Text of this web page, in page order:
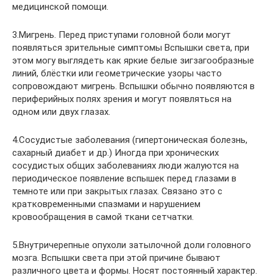
медицинской помощи.
3.Мигрень. Перед приступами головной боли могут
появляться зрительные симптомы Вспышки света, при
этом могу выглядеть как яркие белые зигзагообразные
линий, блёстки или геометрические узоры часто
сопровождают мигрень. Вспышки обычно появляются в
периферийных полях зрения и могут появляться на
одном или двух глазах.
4.Сосудистые заболевания (гипертоническая болезнь,
сахарный диабет и др.) Иногда при хронических
сосудистых общих заболеваниях люди жалуются на
периодическое появление вспышек перед глазами в
темноте или при закрытых глазах. Связано это с
кратковременными спазмами и нарушением
кровообращения в самой ткани сетчатки.
5.Внутричерепные опухоли затылочной доли головного
мозга. Вспышки света при этой причине бывают
различного цвета и формы. Носят постоянный характер.